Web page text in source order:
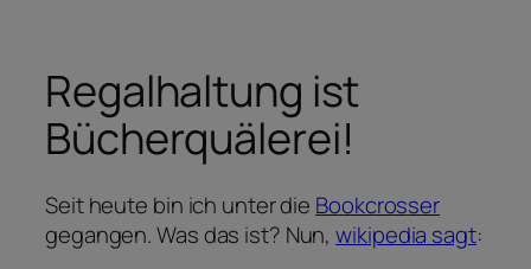
Regalhaltung ist
Bücherquälerei!
Seit heute bin ich unter die Bookcrosser
gegangen. Was das ist? Nun,wikipedia sagt: